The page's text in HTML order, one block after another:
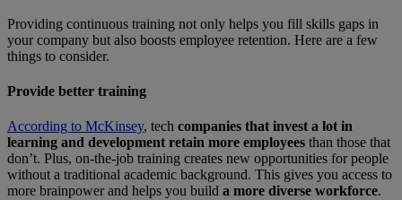
Providing continuous training not only helps you fill skills gaps in
your company but also boosts employee retention. Here are a few
things to consider.
Provide better training
According to McKinsey, tech companies that invest a lot in
learning and development retain more employees than those that
don’t. Plus, on-the-job training creates new opportunities for people
without a traditional academic background. This gives you access to
more brainpower and helps you build a more diverse workforce.